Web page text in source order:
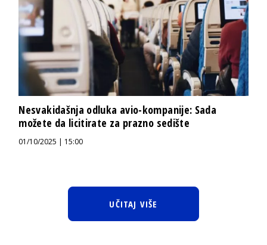
Nesvakidašnja odluka avio-kompanije: Sada
možete da licitirate za prazno sedište
01/10/2025 | 15:00
UČITAJ VIŠE